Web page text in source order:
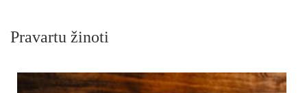
Pravartu žinoti